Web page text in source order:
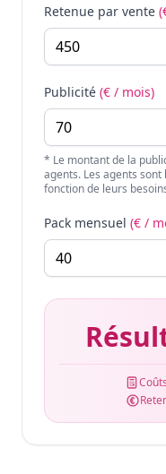
Retenue par vente
Publicité (€ / mois)
* Le montant de la
agents. Les agents
fonction de leurs
Pack mensuel (€ /